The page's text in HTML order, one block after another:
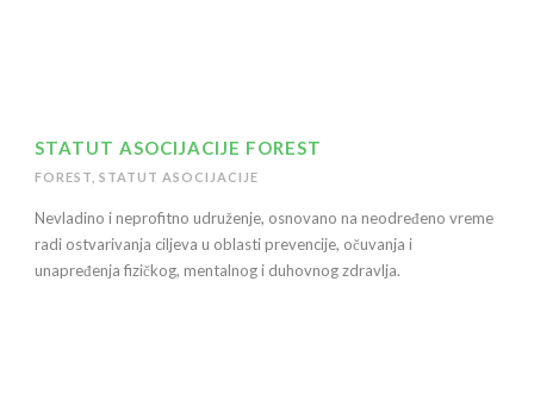
STATUT ASOCIJACIJE FOREST
FOREST STATUT ASOCIJACIJE
Nevladino i neprofitno udruženje, osnovano na neodređeno vreme
radi ostvarivanja ciljeva u oblasti prevencije, očuvanja i
unapređenja fizičkog, mentalnog i duhovnog zdravlja.